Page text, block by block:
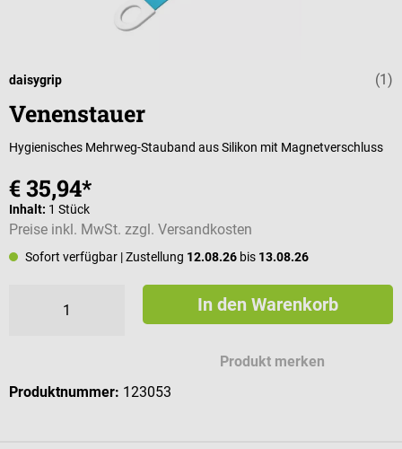
(1)
daisygrip
Venenstauer
Hygienisches Mehrweg-Stauband aus Silikon mit Magnetverschluss
€ 35,94*
Inhalt: 1 Stück
Preise inkl. MwSt. zzgl. Versandkosten
Sofort verfügbar | Zustellung 12.08.26 bis 13.08.26
In den Warenkorb
Produkt merken
Produktnummer: 123053